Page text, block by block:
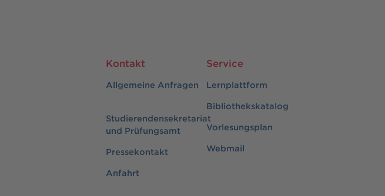
Kontakt
Allgemeine Anfragen
Studierendensekretariat
und Prüfungsamt
Pressekontakt
Anfahrt
Service
Lernplattform
Bibliothekskatalog
Vorlesungsplan
Webmail